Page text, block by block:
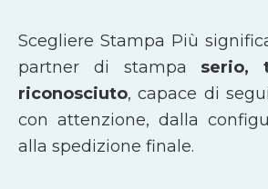
Scegliere Stampa Più
partner di stampa serio,
riconosciuto, capace di
con attenzione, dalla
alla spedizione finale.